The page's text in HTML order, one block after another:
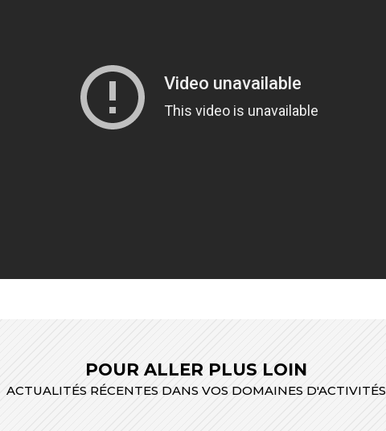
POUR ALLER PLUS LOIN
ACTUALITÉS RÉCENTES DANS VOS DOMAINES D'ACTIVITÉS